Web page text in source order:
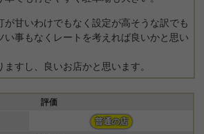
が甘いわけでもなく設定が高そうな訳でも
い事もなくレートを考えれば良いかと思い
すし、良いお店かと思います。
評価
普通の店